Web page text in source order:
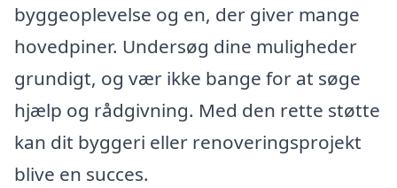
byggeoplevelse og en, der giver mange
hovedpiner. Undersøg dine muligheder
grundigt, og vær ikke bange for at søge
hjælp og rådgivning. Med den rette støtte
kan dit byggeri eller renoveringsprojekt
blive en succes.